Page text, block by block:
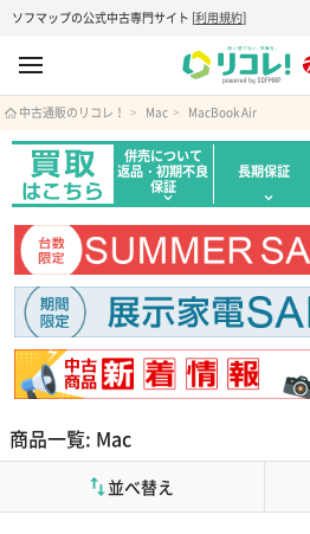
ソフマップの公式中古専門サイト [利用規約]
中古通販のリコレ！ Mac MacBook Air
併売について
返品・初期不良
保証
長期保証
商品一覧: Mac
並べ替え